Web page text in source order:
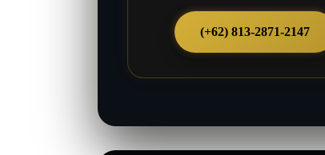
(+62) 813-2871-2147